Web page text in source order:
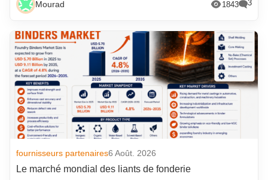
Mourad 1843 3
fournisseurs partenaires6 Août. 2026
Le marché mondial des liants de fonderie